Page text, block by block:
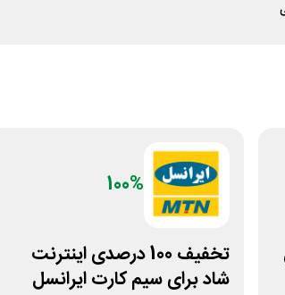
100%
تخفیف 100 درصدی اینترنت
شاد برای سیم کارت ایرانسل